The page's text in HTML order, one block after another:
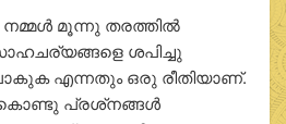
മൂന്നു തരത്തില്‍
ശപിച്ചു
എന്നതും ഒരു രീതിയാണ്.
പ്രശ്‌നങ്ങള്‍